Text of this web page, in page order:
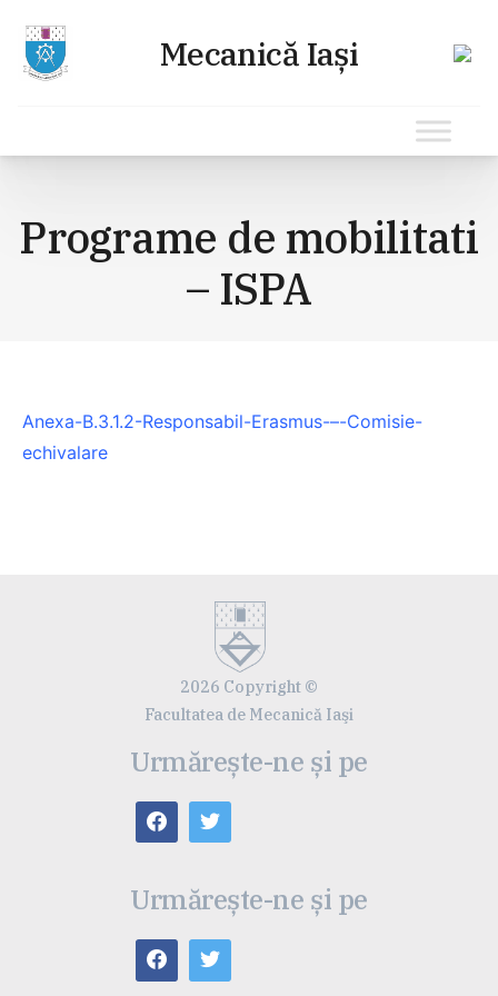
conținut
Programe de mobilitati
– ISPA
Anexa-B.3.1.2-Responsabil-Erasmus-–-Comisie-
echivalare
2026 Copyright ©
Facultatea de Mecanică Iaşi
Urmărește-ne și pe
Urmărește-ne și pe